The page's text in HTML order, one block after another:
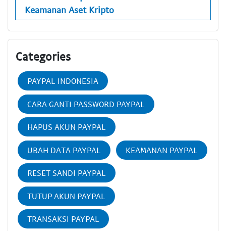
Keamanan Aset Kripto
Categories
PAYPAL INDONESIA
CARA GANTI PASSWORD PAYPAL
HAPUS AKUN PAYPAL
UBAH DATA PAYPAL KEAMANAN PAYPAL
RESET SANDI PAYPAL
TUTUP AKUN PAYPAL
TRANSAKSI PAYPAL